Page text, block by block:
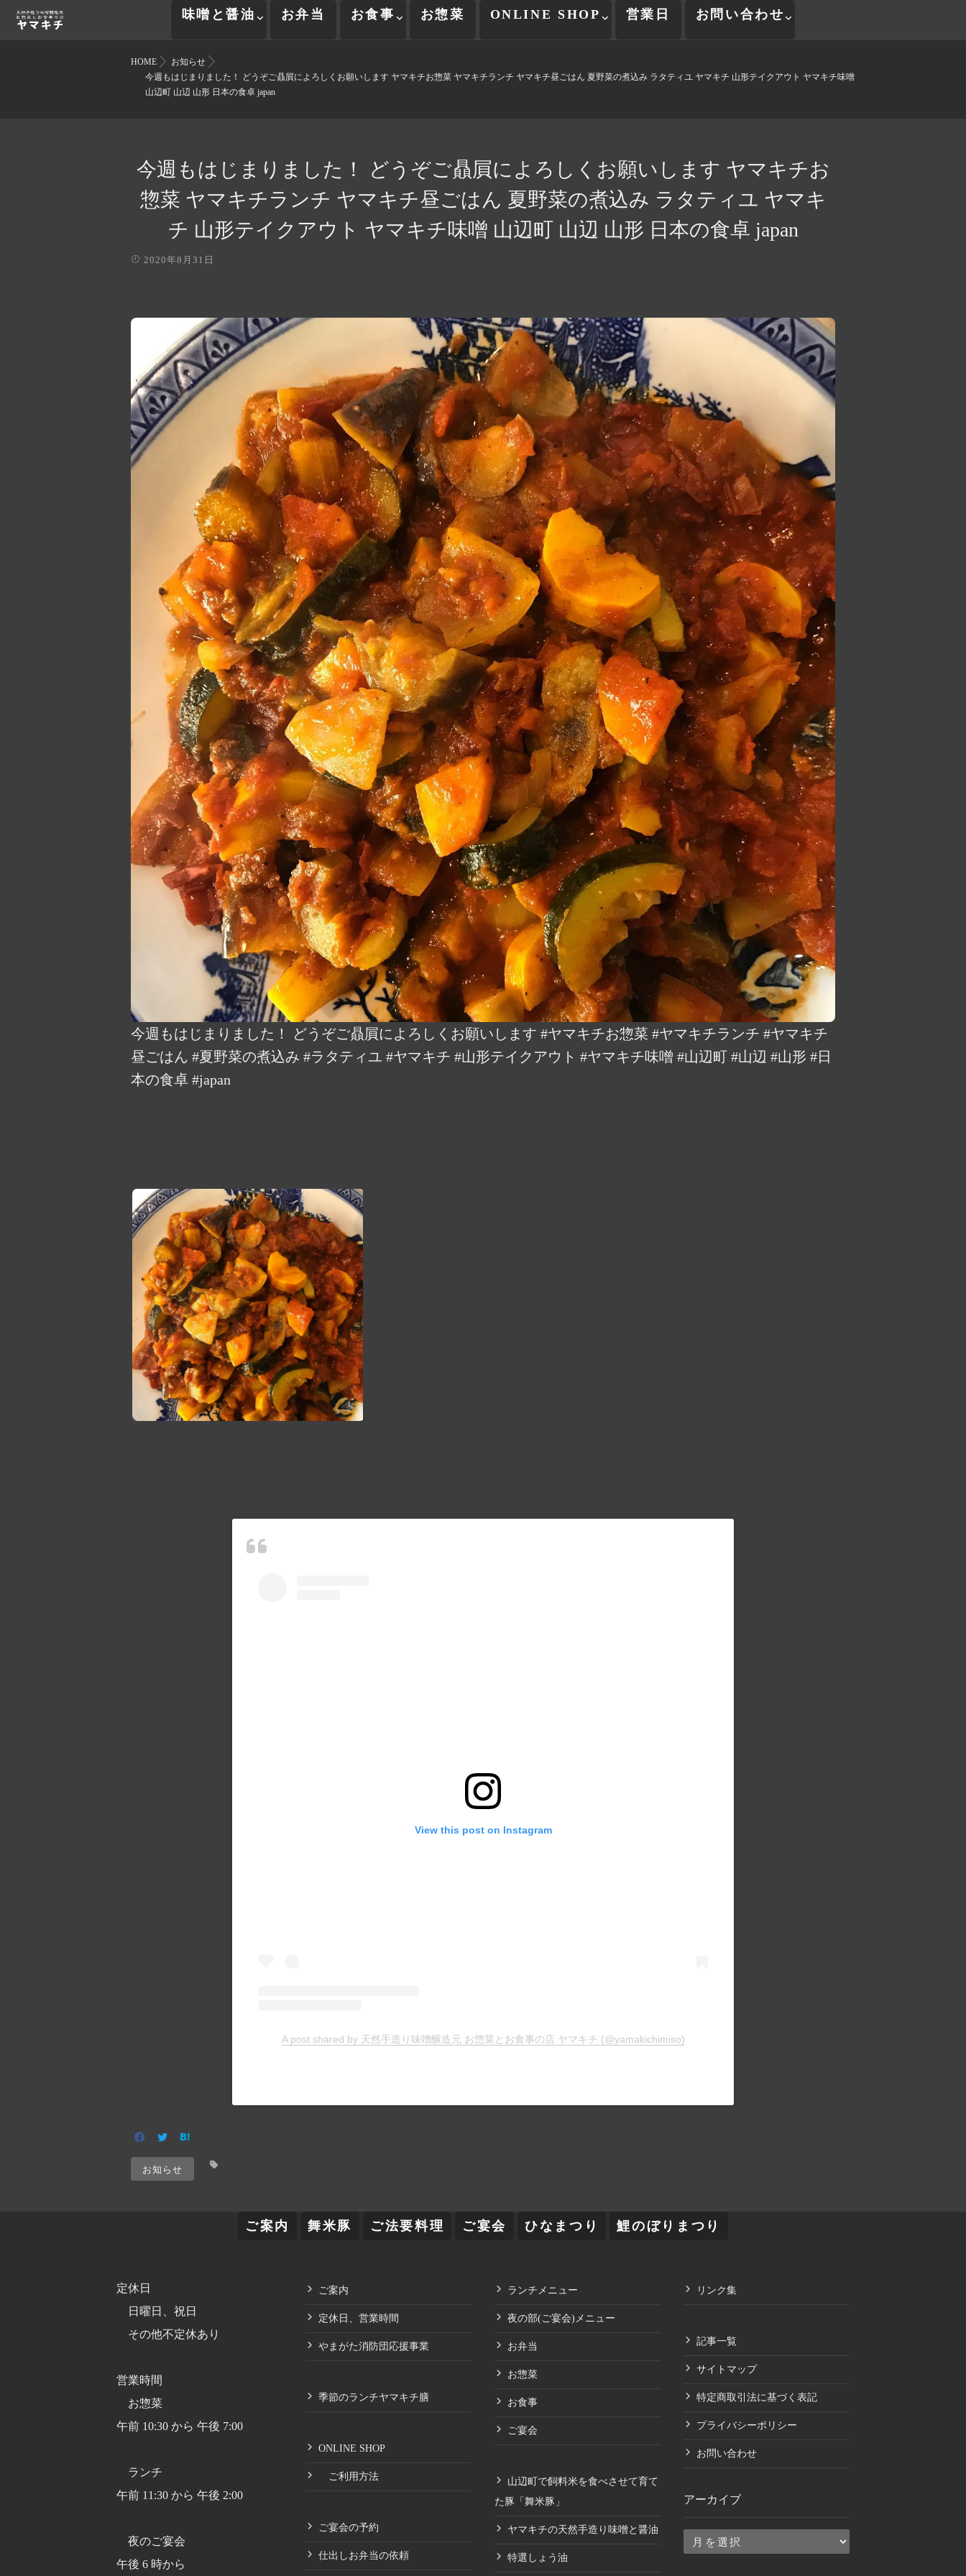
味噌と醤油 お弁当 お食事 お惣菜 ONLINE SHOP 営業日 お問い合わせ
HOME
お知らせ
今週もはじまりました！ どうぞご贔屓によろしくお願いします ヤマキチお惣菜 ヤマキチランチ ヤマキチ昼ごはん 夏野菜の煮込み ラタティユ ヤマキチ 山形テイクアウト ヤマキチ味噌
山辺町 山辺 山形 日本の食卓 japan
今週もはじまりました！ どうぞご贔屓によろしくお願いします ヤマキチお
惣菜 ヤマキチランチ ヤマキチ昼ごはん 夏野菜の煮込み ラタティユ ヤマキ
チ 山形テイクアウト ヤマキチ味噌 山辺町 山辺 山形 日本の食卓 japan
2020年8月31日
今週もはじまりました！ どうぞご贔屓によろしくお願いします #ヤマキチお惣菜 #ヤマキチランチ #ヤマキチ
昼ごはん #夏野菜の煮込み #ラタティユ #ヤマキチ #山形テイクアウト #ヤマキチ味噌 #山辺町 #山辺 #山形 #日
本の食卓 #japan
View this post on Instagram
A post shared by 天然手造り味噌醸造元 お惣菜とお食事の店 ヤマキチ (@yamakichimiso)
お知らせ
ご案内 舞米豚 ご法要料理 ご宴会 ひなまつり 鯉のぼりまつり
定休日
日曜日、祝日
その他不定休あり
営業時間
お惣菜
午前 10:30 から 午後 7:00
ランチ
午前 11:30 から 午後 2:00
夜のご宴会
午後 6 時から
ご案内
定休日、営業時間
やまがた消防団応援事業
季節のランチヤマキチ膳
ONLINE SHOP
ご利用方法
ご宴会の予約
仕出しお弁当の依頼
ランチメニュー
夜の部(ご宴会)メニュー
お弁当
お惣菜
お食事
ご宴会
山辺町で飼料米を食べさせて育て
た豚「舞米豚」
ヤマキチの天然手造り味噌と醤油
特選しょう油
リンク集
記事一覧
サイトマップ
特定商取引法に基づく表記
プライバシーポリシー
お問い合わせ
アーカイブ
ア